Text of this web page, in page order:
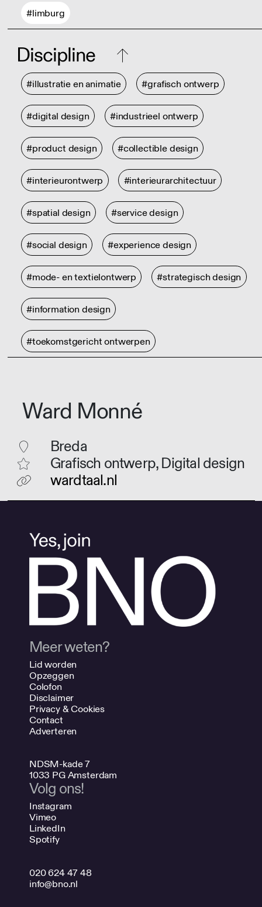
#limburg
Discipline
#illustratie en animatie #grafisch ontwerp
#digital design #industrieel ontwerp
#product design #collectible design
#interieurontwerp #interieurarchitectuur
#spatial design #service design
#social design #experience design
#mode- en textielontwerp #strategisch design
#information design
#toekomstgericht ontwerpen
Ward Monné
Breda
Grafisch ontwerp, Digital design
wardtaal.nl
Meer weten?
Lid worden
Opzeggen
Colofon
Disclaimer
Privacy & Cookies
Contact
Adverteren
NDSM-kade 7
1033 PG Amsterdam
Volg ons!
Instagram
Vimeo
LinkedIn
Spotify
020 624 47 48
info@bno.nl